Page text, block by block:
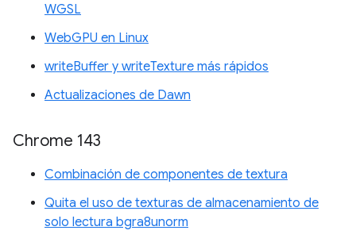
WGSL
WebGPU en Linux
writeBuffer y writeTexture más rápidos
Actualizaciones de Dawn
Chrome 143
Combinación de componentes de textura
Quita el uso de texturas de almacenamiento de
solo lectura bgra8unorm